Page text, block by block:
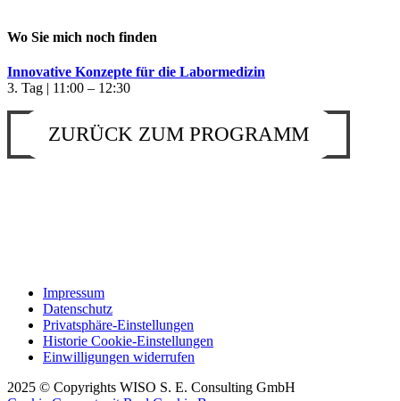
Wo Sie mich noch finden
Innovative Konzepte für die Labormedizin
3. Tag | 11:00 – 12:30
ZURÜCK ZUM PROGRAMM
Impressum
Datenschutz
Privatsphäre-Einstellungen
Historie Cookie-Einstellungen
Einwilligungen widerrufen
2025 © Copyrights WISO S. E. Consulting GmbH